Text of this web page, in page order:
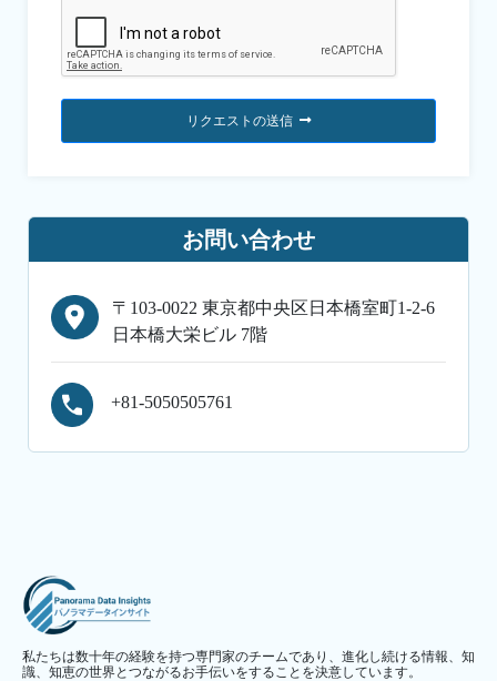
リクエストの送信
お問い合わせ
〒103-0022 東京都中央区日本橋室町1-2-6
日本橋大栄ビル 7階
+81-5050505761
私たちは数十年の経験を持つ専門家のチームであり、進化し続ける情報、知
識、知恵の世界とつながるお手伝いをすることを決意しています。